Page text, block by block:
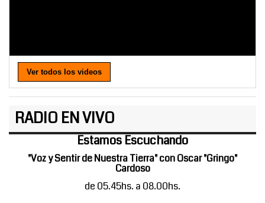
Ver todos los videos
RADIO EN VIVO
Estamos Escuchando
"Voz y Sentir de Nuestra Tierra" con Oscar "Gringo"
Cardoso
de 05.45hs. a 08.00hs.